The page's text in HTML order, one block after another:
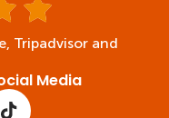
Tripadvisor and
Media